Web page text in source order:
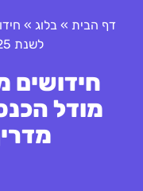
דף הבית »בלוג »
לשנת 2025: מדריך למתחילים
חידושים